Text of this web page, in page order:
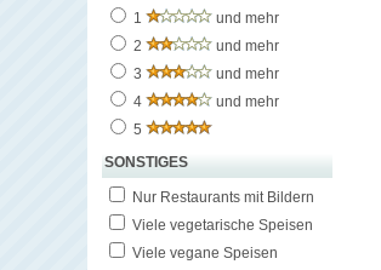
1
und mehr
2
und mehr
3
und mehr
4
und mehr
5
SONSTIGES
Nur Restaurants mit Bildern
Viele vegetarische Speisen
Viele vegane Speisen